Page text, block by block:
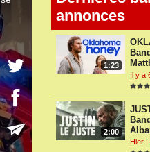
annonces
1:23
Il y a
2:00
Hier |